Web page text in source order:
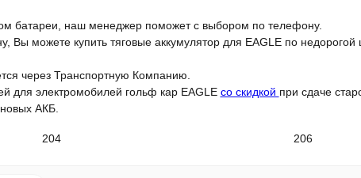
батареи, наш менеджер поможет с выбором по телефону.
можете купить тяговые аккумулятор для EAGLE по недорогой
через Транспортную Компанию.
для электромобилей гольф кар EAGLE со скидкой при сдаче
АКБ.
204 206